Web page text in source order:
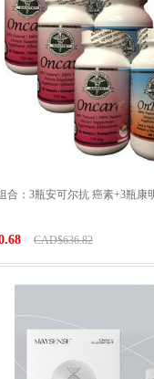
合：3瓶安可尔抗 癌素+3瓶康
CAD$636.82